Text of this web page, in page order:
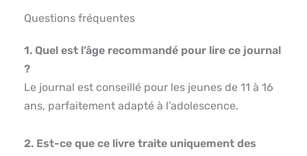
Questions fréquentes
1. Quel est l’âge recommandé pour lire ce journal
?
Le journal est conseillé pour les jeunes de 11 à 16
ans, parfaitement adapté à l’adolescence.
2. Est-ce que ce livre traite uniquement des